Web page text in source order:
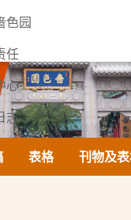
色园
任
心
志
表格 刊物及